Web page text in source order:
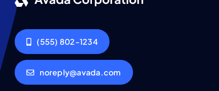
(555) 802-1234
noreply@avada.com